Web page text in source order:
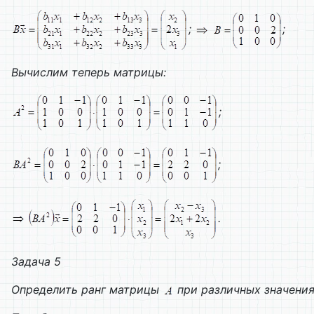
; ;
Вычислим теперь матрицы:
;
;
.
Задача 5
Определить ранг матрицы
при различных